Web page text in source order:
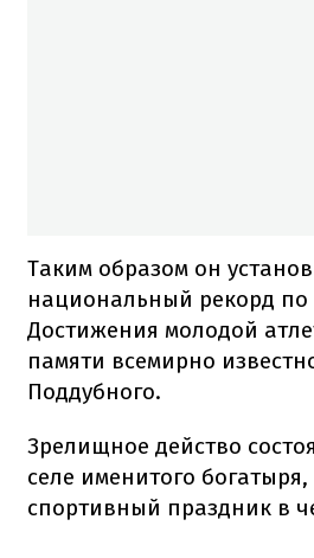
Таким образом он
национальный рекорд по
Достижения молодой
памяти всемирно
Поддубного.
Зрелищное действо
селе именитого
спортивный праздник в